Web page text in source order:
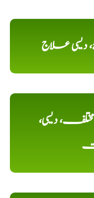
دیسی علاج
دیسی،